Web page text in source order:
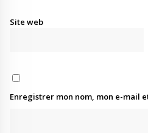
Site web
Enregistrer mon nom, mon e-mail